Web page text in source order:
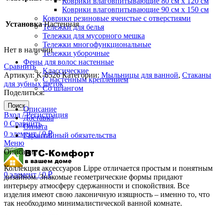
Коврики влаговпитывающие 90 см х 150 см
Коврики резиновые ячеистые с отверстиями
Тележки для белья
Тележки для мусорного мешка
Тележки многофункциональные
Тележки уборочные
Фены для волос настенные
Классические
С настенным креплением
Со шлангом
Поиск
Вход / Регистрация
0 Сравнить
0 элемент / 0₽
Меню
0элемент / 0₽
Установка Настенная
Нет в наличии
Сравнить
Артикул:K-6526Категории: Мыльницы для ванной, Стаканы
для зубных щеток
Поделиться:
Описание
Доставка
Оплата
Гарантийный обязательства
Описание
Коллекция аксессуаров Lippe отличается простым и понятным
дизайном. Знакомые геометрические формы придают
интерьеру атмосферу сдержанности и спокойствия. Все
изделия имеют свою лаконичную изящность – именно то, что
так необходимо минималистической ванной комнате.